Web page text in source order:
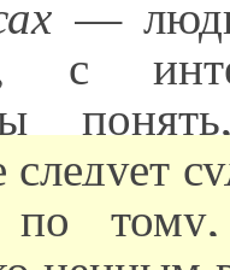
—
с
следует
по